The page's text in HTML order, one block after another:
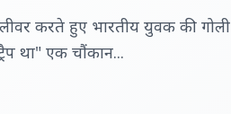
करते हुए भारतीय युवक की गोली
था" एक चौंकान...